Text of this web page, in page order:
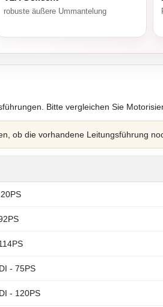
robuste äußere Ummantelung
Bitte vergleichen Sie
ob die vorhandene Leitungsführung
- 75PS
- 120PS